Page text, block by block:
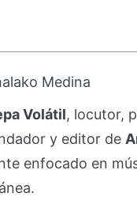
Medina
Volátil, locutor,
y editor de
enfocado en